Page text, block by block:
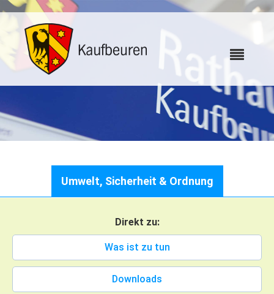
Bürgerservice
Wo erledige ich was
Rathaus Digital
Umwelt, Sicherheit & Ordnung
Direkt zu:
Was ist zu tun
Downloads